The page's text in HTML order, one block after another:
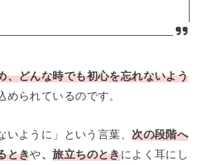
、どんな時でも初心を忘れないよう
められているのです。
いように」という言葉、次の段階へ
ときや、旅立ちのときによく耳にし